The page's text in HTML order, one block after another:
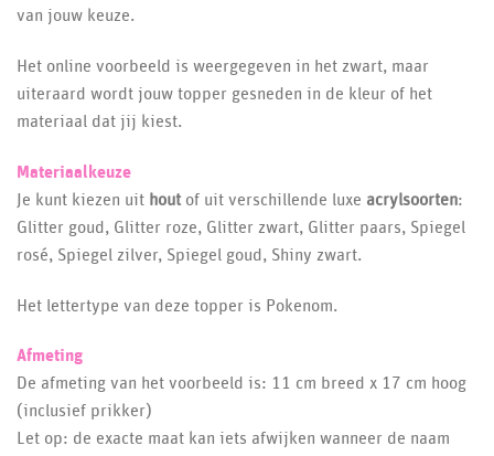
van jouw keuze.
Het online voorbeeld is weergegeven in het zwart, maar
uiteraard wordt jouw topper gesneden in de kleur of het
materiaal dat jij kiest.
Materiaalkeuze
Je kunt kiezen uit hout of uit verschillende luxe acrylsoorten:
Glitter goud, Glitter roze, Glitter zwart, Glitter paars, Spiegel
rosé, Spiegel zilver, Spiegel goud, Shiny zwart.
Het lettertype van deze topper is Pokenom.
Afmeting
De afmeting van het voorbeeld is: 11 cm breed x 17 cm hoog
(inclusief prikker)
Let op: de exacte maat kan iets afwijken wanneer de naam